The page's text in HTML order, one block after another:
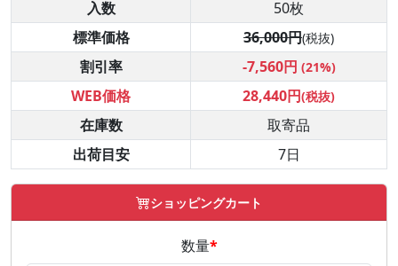
入数
50枚
標準価格
36,000円(税抜)
割引率 -7,560円 (21%)
WEB価格 28,440円(税抜)
在庫数
取寄品
出荷目安
7日
ショッピングカート
数量*